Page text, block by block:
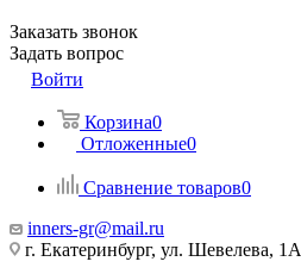
Заказать звонок
Задать вопрос
Войти
Корзина0
Отложенные0
Сравнение товаров0
inners-gr@mail.ru
г. Екатеринбург, ул. Шевелева,